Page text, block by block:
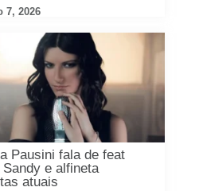
7, 2026
Pausini fala de feat
e alfineta
atuais